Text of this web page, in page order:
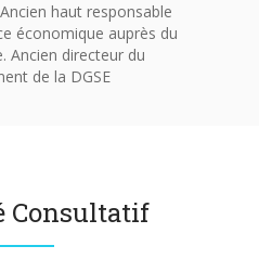
haut responsable
économique auprès du
Ancien directeur du
de la DGSE
Consultatif